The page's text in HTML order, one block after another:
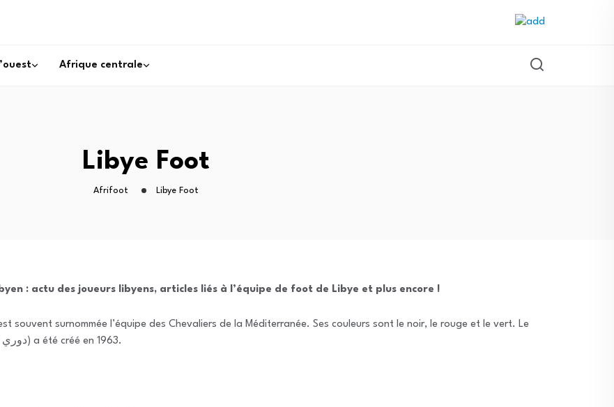
Afrique centrale
Libye Foot
Afrifoot Libye Foot
: actu des joueurs libyens, articles liés à l’équipe de foot de Libye et plus encore !
championnat de Libye de football (دوري الدرجة الأولى الليبي) a été créé en 1963.